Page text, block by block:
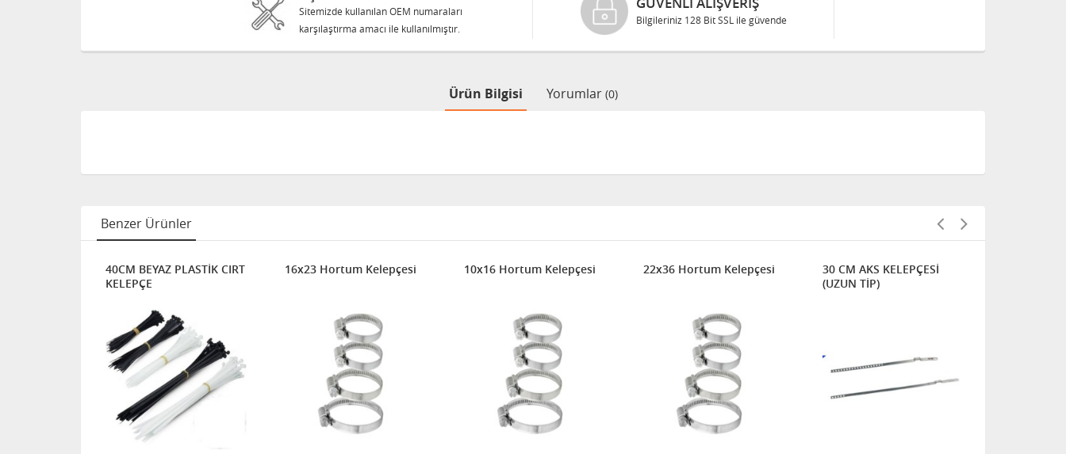
Sitemizde kullanılan OEM numaraları
karşılaştırma amacı ile kullanılmıştır.
Bilgileriniz 128 Bit SSL ile güvende
Ürün Bilgisi Yorumlar (0)
Benzer Ürünler
40CM BEYAZ PLASTİK CIRT
KELEPÇE
16x23 Hortum Kelepçesi 10x16 Hortum Kelepçesi 22x36 Hortum Kelepçesi
30 CM AKS KELEPÇESİ
(UZUN TİP)